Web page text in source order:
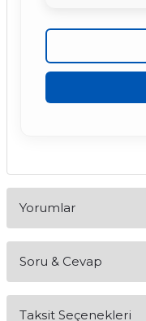
Yorumlar
Soru & Cevap
Taksit Seçenekleri